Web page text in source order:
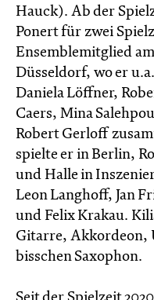
Hauck). Ab der
Ponert für zwei
Ensemblemitglied
Düsseldorf, wo er
Daniela Löffner,
Caers, Mina
Robert Gerloff
spielte er in Berlin,
und Halle in
Leon Langhoff, Jan
und Felix Krakau.
Gitarre, Akkordeon,
bisschen Saxophon.